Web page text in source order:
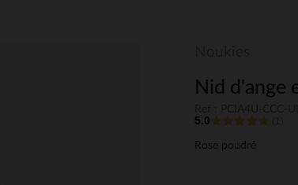
Nid d'ange
5.0
Rose poudré